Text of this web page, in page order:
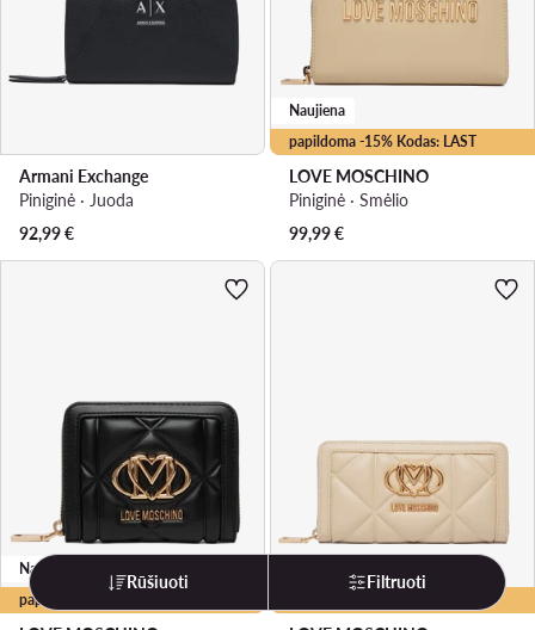
Armani Exchange
Piniginė · Juoda
92,99€
papildoma -15% Kodas: LAST
Naujiena
LOVE MOSCHINO
Piniginė · Smėlio
99,99€
papildoma -15% Kodas: LAST
Naujiena
Rūšiuoti Filtruoti